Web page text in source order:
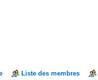
Liste des membres